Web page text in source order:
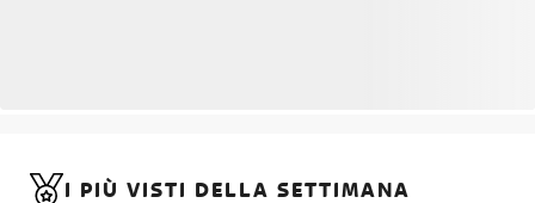
I PIÙ VISTI DELLA SETTIMANA